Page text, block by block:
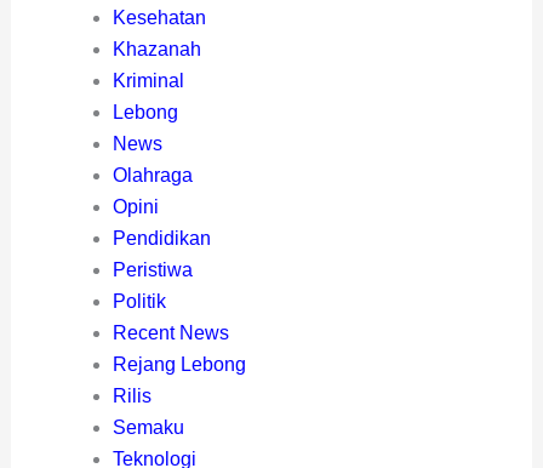
Kesehatan
Khazanah
Kriminal
Lebong
News
Olahraga
Opini
Pendidikan
Peristiwa
Politik
Recent News
Rejang Lebong
Rilis
Semaku
Teknologi